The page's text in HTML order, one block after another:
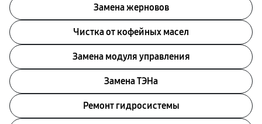
Замена жерновов
Чистка от кофейных масел
Замена модуля управления
Замена ТЭНа
Ремонт гидросистемы